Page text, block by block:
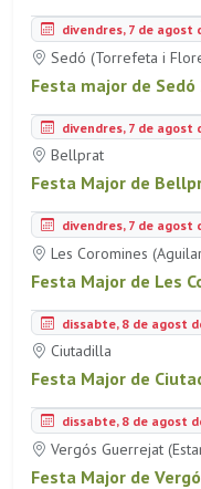
divendres, 7 de agost
Sedó (Torrefeta i
Festa major de Sedó
divendres, 7 de agost
Bellprat
Festa Major de
divendres, 7 de agost
Les Coromines
Festa Major de Les
dissabte, 8 de agost
Ciutadilla
Festa Major de
dissabte, 8 de agost
Vergós Guerrejat
Festa Major de